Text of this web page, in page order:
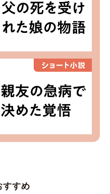
すすめ